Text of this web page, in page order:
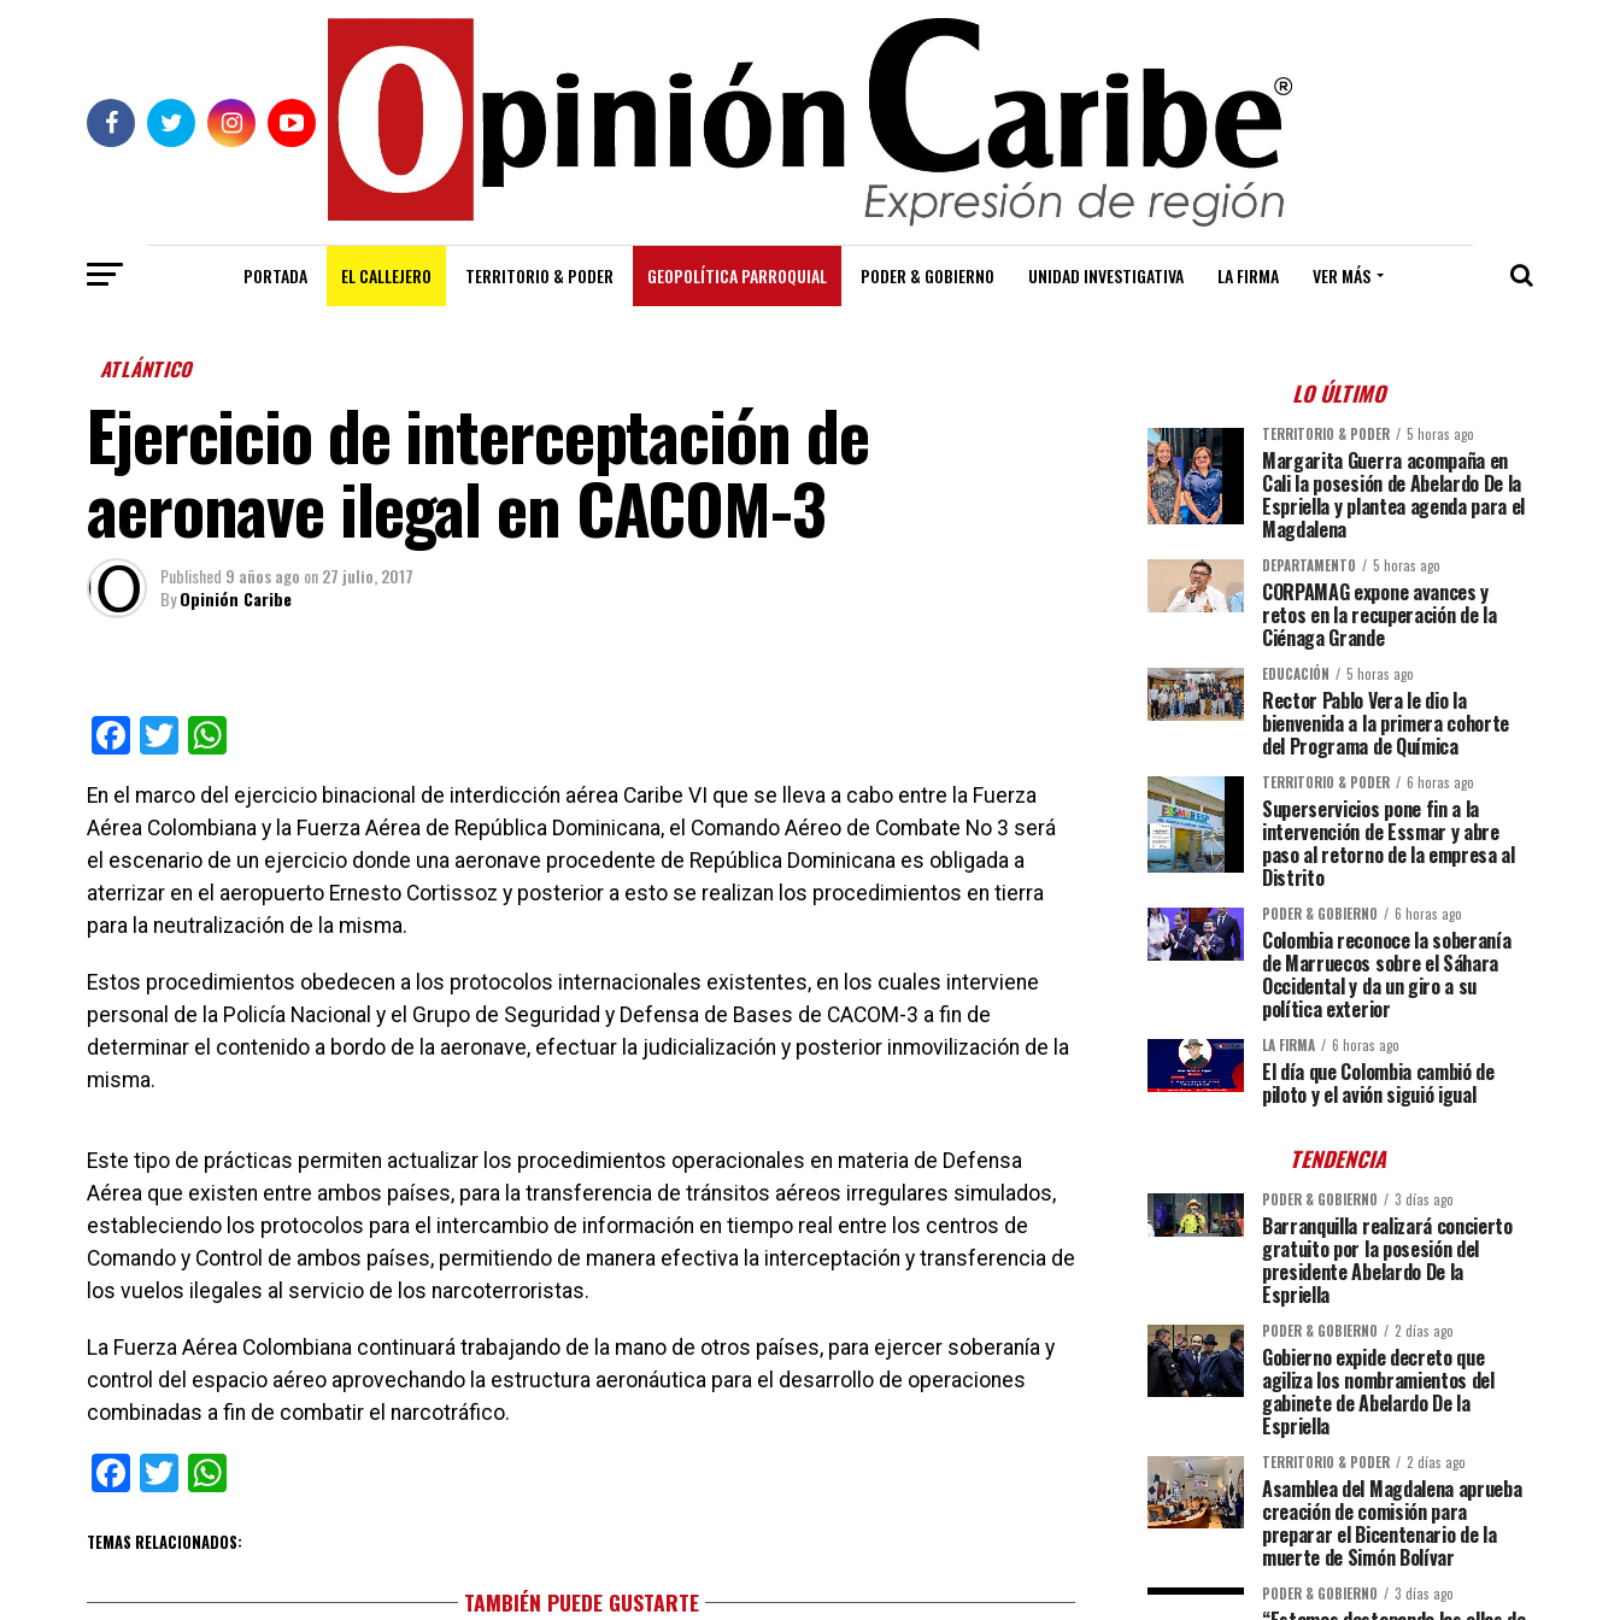
PORTADA EL CALLEJERO TERRITORIO & PODER GEOPOLÍTICA PARROQUIAL PODER & GOBIERNO UNIDAD INVESTIGATIVA LA FIRMA VER MÁS
ATLÁNTICO
Ejercicio de interceptación de
aeronave ilegal en CACOM-3
Published 9 años ago on27 julio, 2017
ByOpinión Caribe
Facebook
Twitter
En el marco del ejercicio binacional de interdicción aérea Caribe VI que se lleva a cabo entre la Fuerza
Aérea Colombiana y la Fuerza Aérea de República Dominicana, el Comando Aéreo de Combate No 3 será
el escenario de un ejercicio donde una aeronave procedente de República Dominicana es obligada a
aterrizar en el aeropuerto Ernesto Cortissoz y posterior a esto se realizan los procedimientos en tierra
para la neutralización de la misma.
Estos procedimientos obedecen a los protocolos internacionales existentes, en los cuales interviene
personal de la Policía Nacional y el Grupo de Seguridad y Defensa de Bases de CACOM-3 a fin de
determinar el contenido a bordo de la aeronave, efectuar la judicialización y posterior inmovilización de la
misma.
Este tipo de prácticas permiten actualizar los procedimientos operacionales en materia de Defensa
Aérea que existen entre ambos países, para la transferencia de tránsitos aéreos irregulares simulados,
estableciendo los protocolos para el intercambio de información en tiempo real entre los centros de
Comando y Control de ambos países, permitiendo de manera efectiva la interceptación y transferencia de
los vuelos ilegales al servicio de los narcoterroristas.
La Fuerza Aérea Colombiana continuará trabajando de la mano de otros países, para ejercer soberanía y
control del espacio aéreo aprovechando la estructura aeronáutica para el desarrollo de operaciones
combinadas a fin de combatir el narcotráfico.
Facebook
Twitter
TEMAS RELACIONADOS:
TAMBIÉN PUEDE GUSTARTE
LO ÚLTIMO
TERRITORIO & PODER 5 horas ago
Margarita Guerra acompaña en
Cali la posesión de Abelardo De la
Espriella y plantea agenda para el
Magdalena
DEPARTAMENTO 5 horas ago
CORPAMAG expone avances y
retos en la recuperación de la
Ciénaga Grande
EDUCACIÓN 5 horas ago
Rector Pablo Vera le dio la
bienvenida a la primera cohorte
del Programa de Química
TERRITORIO & PODER 6 horas ago
Superservicios pone fin a la
intervención de Essmar y abre
paso al retorno de la empresa al
Distrito
PODER & GOBIERNO 6 horas ago
Colombia reconoce la soberanía
de Marruecos sobre el Sáhara
Occidental y da un giro a su
política exterior
LA FIRMA 6 horas ago
El día que Colombia cambió de
piloto y el avión siguió igual
TENDENCIA
PODER & GOBIERNO 3 días ago
Barranquilla realizará concierto
gratuito por la posesión del
presidente Abelardo De la
Espriella
PODER & GOBIERNO 2 días ago
Gobierno expide decreto que
agiliza los nombramientos del
gabinete de Abelardo De la
Espriella
TERRITORIO & PODER 2 días ago
Asamblea del Magdalena aprueba
creación de comisión para
preparar el Bicentenario de la
muerte de Simón Bolívar
PODER & GOBIERNO 3 días ago